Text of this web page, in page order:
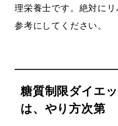
理栄養士です。絶対に
参考にしてください。
糖質制限ダイエ
は、やり方次第